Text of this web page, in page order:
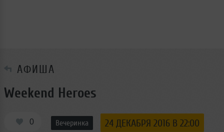
АФИША
Weekend Heroes
0 Вечеринка 24 ДЕКАБРЯ 2016 В 22:00